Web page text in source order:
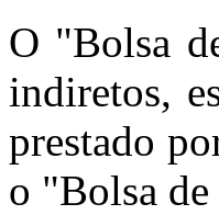
O "Bolsa
indiretos,
prestado
o "Bolsa